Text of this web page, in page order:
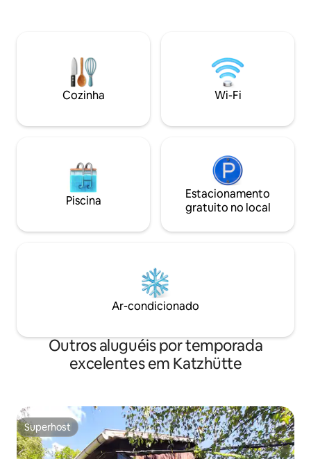
animais de estimação. Cidades como
Erfurt e Weimar podem ser alcançadas
em uma boa hora de carro. Destinos de
esportes de inverno, como Oberhof ou
carro.
indução, etc.) -
chuveiro
Living/quarto
trabalho(Wi-Fi),
Cozinha Wi-Fi
Piscina
Estacionamento
gratuito no local
Ar-condicionado
Outros aluguéis por temporada
excelentes em Katzhütte
Superhost
Superhost